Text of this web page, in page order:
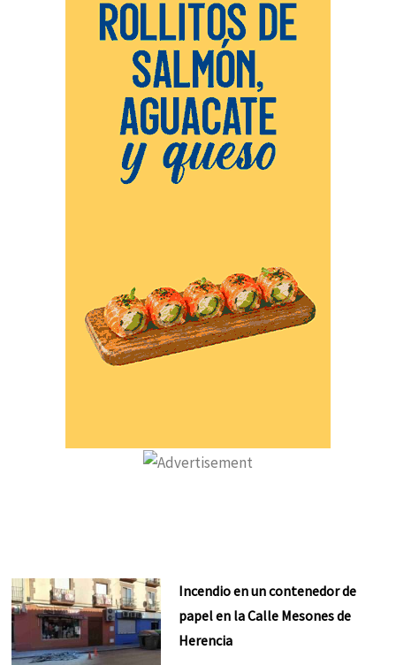
Incendio en un contenedor de
papel en la Calle Mesones de
Herencia